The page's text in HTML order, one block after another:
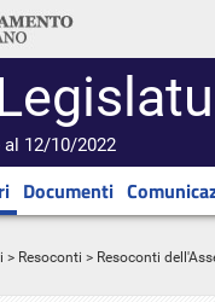
12/10/2022
Documenti
> Resoconti > Resoconti